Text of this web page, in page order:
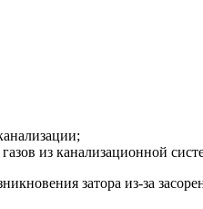
из канализационной
затора из-за